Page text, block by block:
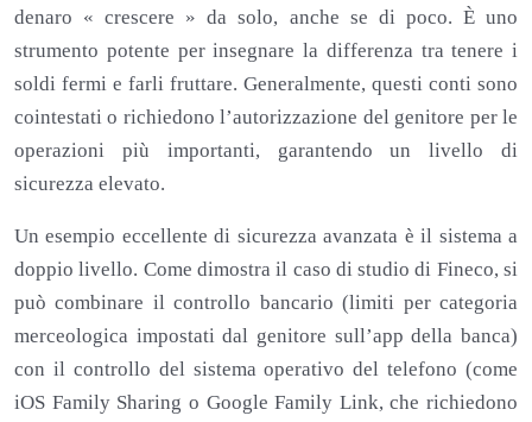
denaro « crescere » da solo, anche se di poco. È uno
strumento potente per insegnare la differenza tra tenere i
soldi fermi e farli fruttare. Generalmente, questi conti sono
cointestati o richiedono l’autorizzazione del genitore per le
operazioni più importanti, garantendo un livello di
sicurezza elevato.
Un esempio eccellente di sicurezza avanzata è il sistema a
doppio livello. Come dimostra il caso di studio di Fineco, si
può combinare il controllo bancario (limiti per categoria
merceologica impostati dal genitore sull’app della banca)
con il controllo del sistema operativo del telefono (come
iOS Family Sharing o Google Family Link, che richiedono